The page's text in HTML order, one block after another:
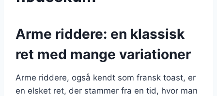
Arme riddere: en klassisk
ret med mange variationer
Arme riddere, også kendt som fransk toast, er
en elsket ret, der stammer fra en tid, hvor man